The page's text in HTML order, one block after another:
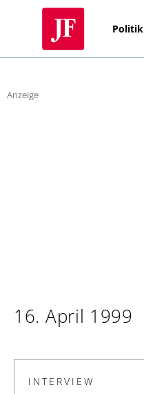
Politik
Anzeige
16. April 1999
INTERVIEW